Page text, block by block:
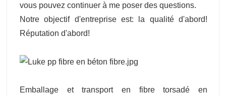
vous pouvez continuer à me poser des questions.
Notre objectif d'entreprise est: la qualité d'abord!
Réputation d'abord!
Emballage et transport en fibre torsadé en